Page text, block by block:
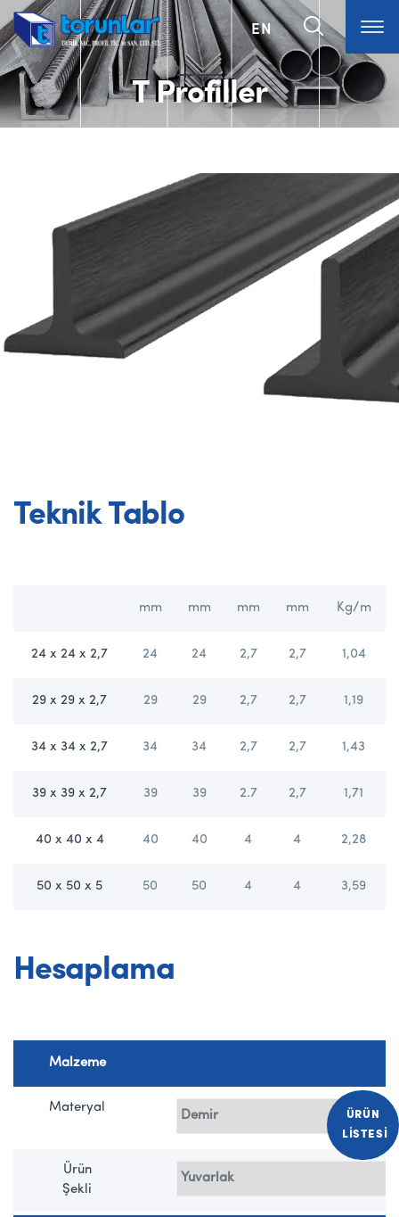
EN
ÜRÜN
LISTESI
T Profiller
Teknik Tablo
mm mm mm mm Kg/m
24 x 24 x 2,7 24 24 2,7 2,7 1,04
29 x 29 x 2,7 29 29 2,7 2,7 1,19
34 x 34 x 2,7 34 34 2,7 2,7 1,43
39 x 39 x 2,7 39 39 2.7 2,7 1,71
40 x 40 x 4 40 40 4 4 2,28
50 x 50 x 5 50 50 4 4 3,59
Hesaplama
Malzeme
Materyal
Ürün
Şekli